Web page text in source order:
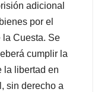
adicional
por el
la Cuesta. Se
cumplir la
la libertad en
sin derecho a